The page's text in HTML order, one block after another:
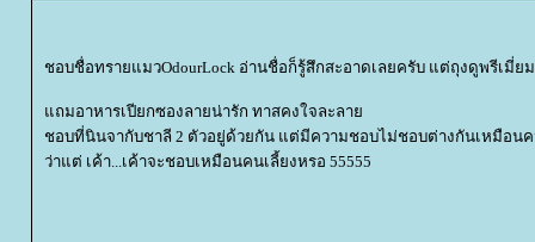
ชอบชื่อทรายแมวOdourLock อ่านชื่อก็รู้สึกสะอาดเลยครับ แต่ถุงดูพรีเมี่
ถมอาหารเปียกซองลายน่ารัก ทาสคงใจละลา
ชอบที่นินจากับชาลี 2 ตัวอยู่ด้วยกัน แต่มีความชอบไม่ชอบต่างกันเหมือน
ว่าแต่ เค้า...เค้าจะชอบเหมือนคนเลี้ยงหรอ 55555